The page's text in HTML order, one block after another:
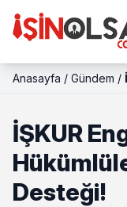
Anasayfa / Gündem /
İŞKUR
Desteği!